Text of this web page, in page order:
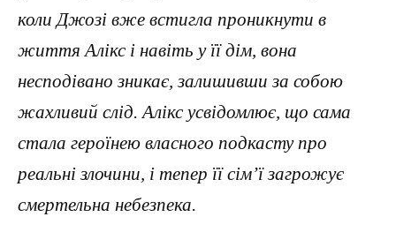
коли Джозі вже встигла проникнути в
життя Алікс і навіть у її дім, вона
несподівано зникає, залишивши за собою
жахливий слід. Алікс усвідомлює, що сама
стала героїнею власного подкасту про
реальні злочини, і тепер її сім’ї загрожує
смертельна небезпека.